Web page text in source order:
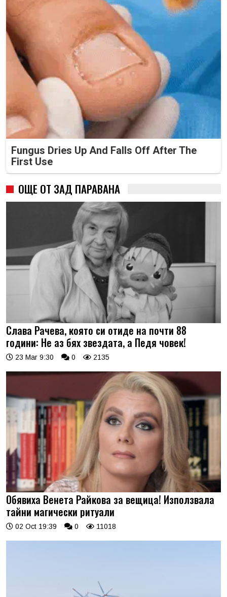
Fungus Dries Up And Falls Off After The
First Use
ОЩЕ ОТ ЗАД ПАРАВАНА
Слава Рачева, която си отиде на почти 88
години: Не аз бях звездата, а Педя човек!
23 Mar 9:30 0 2135
Обявиха Венета Райкова за вещица! Използвала
тайни магически ритуали
02 Oct 19:39 0 11018